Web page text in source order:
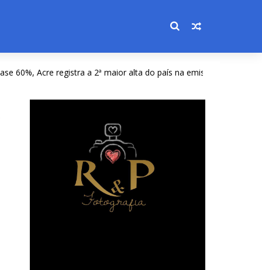
Acre registra a 2ª maior alta do país na emissão de CNHs